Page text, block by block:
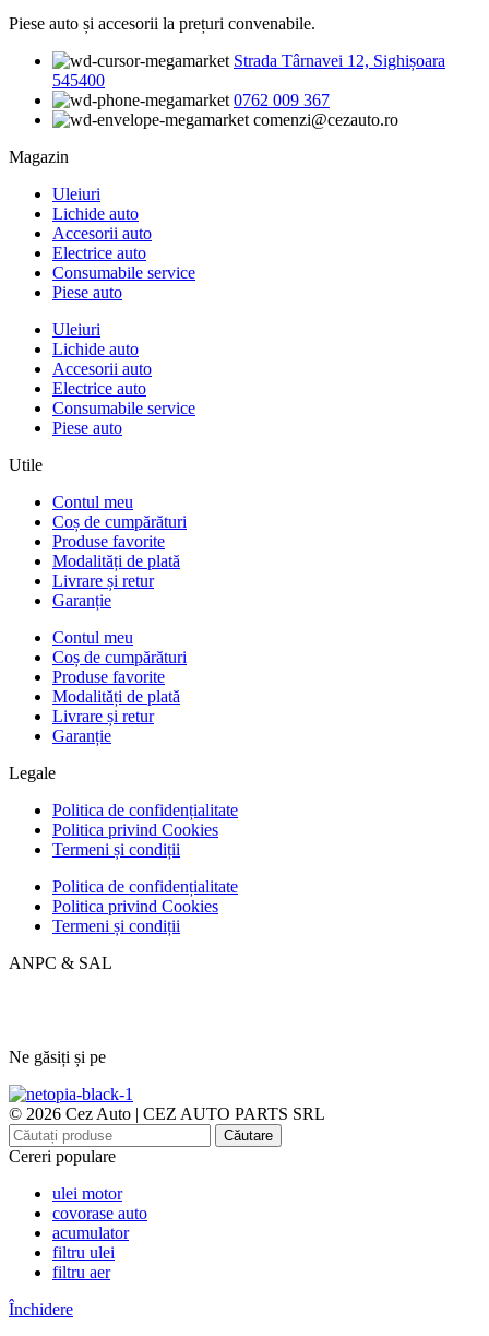
Piese auto și accesorii la prețuri convenabile.
Strada Târnavei 12, Sighișoara
545400
0762 009 367
comenzi@cezauto.ro
Magazin
Uleiuri
Lichide auto
Accesorii auto
Electrice auto
Consumabile service
Piese auto
Uleiuri
Lichide auto
Accesorii auto
Electrice auto
Consumabile service
Piese auto
Utile
Contul meu
Coș de cumpărături
Produse favorite
Modalități de plată
Livrare și retur
Garanție
Contul meu
Coș de cumpărături
Produse favorite
Modalități de plată
Livrare și retur
Garanție
Legale
Politica de confidențialitate
Politica privind Cookies
Termeni și condiții
Politica de confidențialitate
Politica privind Cookies
Termeni și condiții
ANPC & SAL
Ne găsiți și pe
© 2026 Cez Auto | CEZ AUTO PARTS SRL
Căutare
Cereri populare
ulei motor
covorase auto
acumulator
filtru ulei
filtru aer
Închidere